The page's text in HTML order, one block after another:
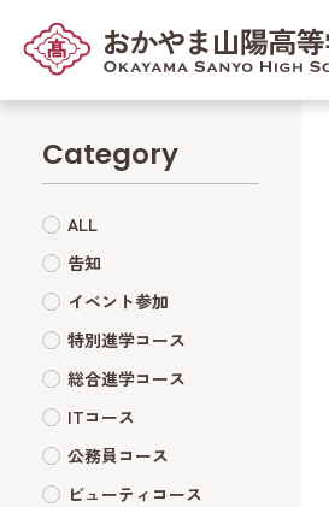
Category
ALL
告知
イベント参加
特別進学コース
総合進学コース
ITコース
公務員コース
ビューティコース